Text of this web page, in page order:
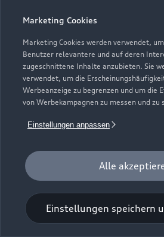
Marketing Cookies
Marketing Cookies werden verwendet,
Benutzer relevantere und auf deren
zugeschnittene Inhalte anzubieten. Sie
verwendet, um die
Werbeanzeige zu begrenzen und um die
von Werbekampagnen zu messen und zu
Einstellungen anpassen
Alle
Einstellungen speichern
Universal-
Für einen glänzenden Eindruck.
Zur Audi Shopping World